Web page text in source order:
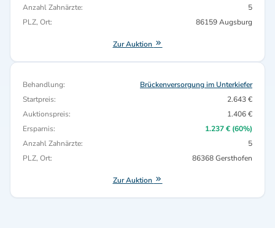
Anzahl Zahnärzte:
5
PLZ, Ort:
86159 Augsburg
Zur Auktion
Behandlung:
Brückenversorgung im Unterkiefer
Startpreis:
2.643 €
Auktionspreis:
1.406 €
Ersparnis:
1.237 € (60%)
Anzahl Zahnärzte:
5
PLZ, Ort:
86368 Gersthofen
Zur Auktion